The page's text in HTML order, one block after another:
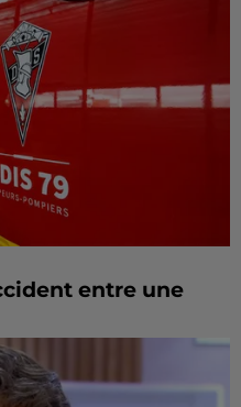
entre une